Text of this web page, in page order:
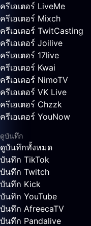
ครีเอเตอร์ LiveMe
ครีเอเตอร์ Mixch
ครีเอเตอร์ TwitCasting
ครีเอเตอร์ Joilive
ครีเอเตอร์ 17live
ครีเอเตอร์ Kwai
ครีเอเตอร์ NimoTV
ครีเอเตอร์ VK Live
ครีเอเตอร์ Chzzk
ครีเอเตอร์ YouNow
ดูบันทึก
ดูบันทึกทั้งหมด
บันทึก TikTok
บันทึก Twitch
บันทึก Kick
บันทึก YouTube
บันทึก AfreecaTV
บันทึก Pandalive